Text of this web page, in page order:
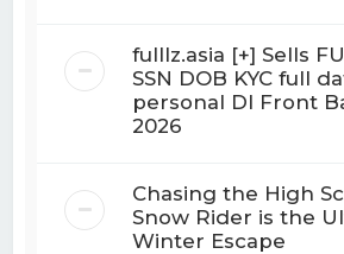
fulllz.asia [+] Sells
SSN DOB KYC full
personal Dl Front
2026
Chasing the High
Snow Rider is the
Winter Escape